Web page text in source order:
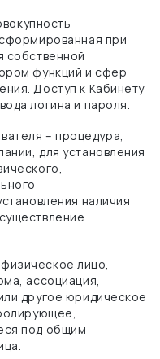
при
собственной
функций и сфер
Доступ к Кабинету
логина и пароля.
– процедура,
для установления
наличия
лицо,
ассоциация,
другое юридическое
под общим